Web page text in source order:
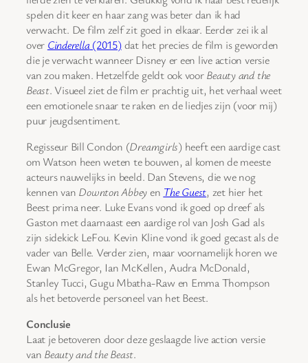
spelen dit keer en haar zang was beter dan ik had
verwacht. De film zelf zit goed in elkaar. Eerder zei ik al
over Cinderella(2015)dat het precies de film is geworden
die je verwacht wanneer Disney er een live action versie
van zou maken. Hetzelfde geldt ook voorBeauty and the
Beast. Visueel ziet de film er prachtig uit, het verhaal weet
een emotionele snaar te raken en de liedjes zijn (voor mij)
puur jeugdsentiment.
Regisseur Bill Condon (Dreamgirls) heeft een aardige cast
om Watson heen weten te bouwen, al komen de meeste
acteurs nauwelijks in beeld. Dan Stevens, die we nog
kennen van Downton Abbeyen The Guest, zet hier het
Beest prima neer. Luke Evans vond ik goed op dreef als
Gaston met daarnaast een aardige rol van Josh Gad als
zijn sidekick LeFou. Kevin Kline vond ik goed gecast als de
vader van Belle. Verder zien, maar voornamelijk horen we
Ewan McGregor, Ian McKellen, Audra McDonald,
Stanley Tucci, Gugu Mbatha-Raw en Emma Thompson
als het betoverde personeel van het Beest.
Conclusie
Laat je betoveren door deze geslaagde live action versie
van Beauty and the Beast.